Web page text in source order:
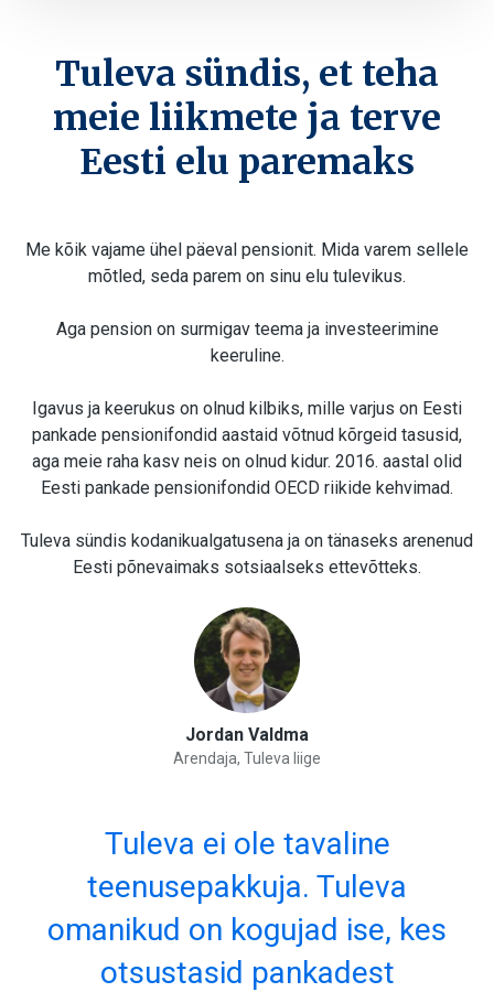
Tuleva sündis, et teha
meie liikmete ja terve
Eesti elu paremaks
Me kõik vajame ühel päeval pensionit. Mida varem sellele
mõtled, seda parem on sinu elu tulevikus.
Aga pension on surmigav teema ja investeerimine
keeruline.
Igavus ja keerukus on olnud kilbiks, mille varjus on Eesti
pankade pensionifondid aastaid võtnud kõrgeid tasusid,
aga meie raha kasv neis on olnud kidur. 2016. aastal olid
Eesti pankade pensionifondid OECD riikide kehvimad.
Tuleva sündis kodanikualgatusena ja on tänaseks arenenud
Eesti põnevaimaks sotsiaalseks ettevõtteks.
Jordan Valdma
Arendaja, Tuleva liige
Tuleva ei ole tavaline
teenusepakkuja. Tuleva
omanikud on kogujad ise, kes
otsustasid pankadest